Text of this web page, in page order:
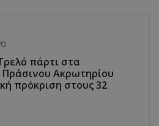
πάρτι στα
Ακρωτηρίου
πρόκριση στους 32